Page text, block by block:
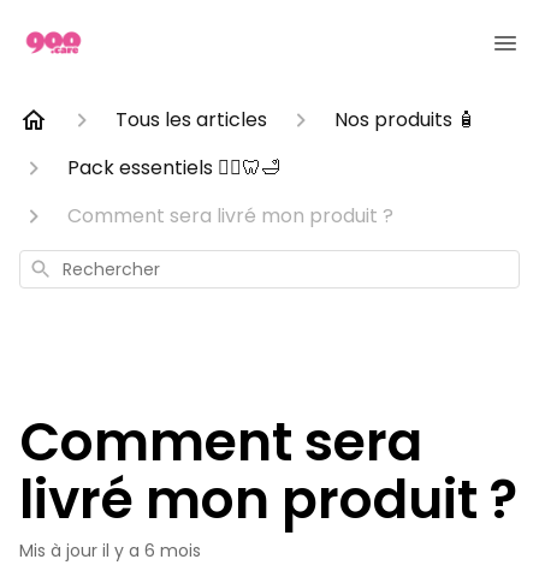
Tous les articles
Nos produits 🧴
Pack essentiels 🧖‍♀️🦷🛁
Comment sera livré mon produit ?
Rechercher
Comment sera
livré mon produit ?
Mis à jour il y a 6 mois